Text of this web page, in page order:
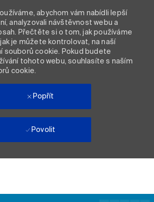
abychom vám nabídli lepší
analyzovali návštěvnost webu a
Přečtěte si o tom, jak používáme
je můžete kontrolovat, na naší
souborů cookie. Pokud budete
tohoto webu, souhlasíte s naším
cookie.
Popřít
Povolit